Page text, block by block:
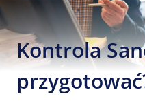
Kontrola